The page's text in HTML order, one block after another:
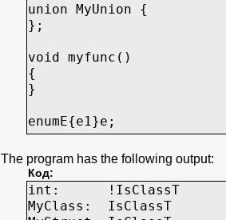
union MyUnion {
};
void myfunc()
{
}
enumE{e1}e;
// check by passing type
template <typename T>
void check()
{
if
The program has the following output:
Код:
int: !IsClassT
MyClass: IsClassT